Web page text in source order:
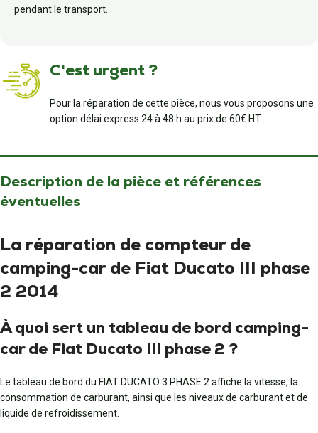
pendant le transport.
C'est urgent ?
Pour la réparation de cette pièce, nous vous proposons une
option délai express 24 à 48 h au prix de 60€ HT.
Description de la pièce et références
éventuelles
La réparation de compteur de
camping-car de Fiat Ducato III phase
2 2014
À quoi sert un tableau de bord camping-
car de Fiat Ducato III phase 2 ?
Le tableau de bord du FIAT DUCATO 3 PHASE 2 affiche la vitesse, la
consommation de carburant, ainsi que les niveaux de carburant et de
liquide de refroidissement.